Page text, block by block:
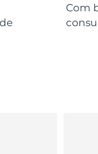
Com
prevista 2026/8/13